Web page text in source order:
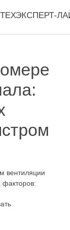
вентиляции
факторов: